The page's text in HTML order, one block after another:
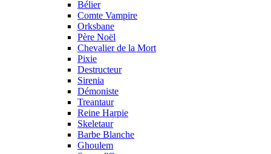
Bélier
Comte Vampire
Orksbane
Père Noël
Chevalier de la Mort
Pixie
Destructeur
Sirenia
Démoniste
Treantaur
Reine Harpie
Skeletaur
Barbe Blanche
Ghoulem